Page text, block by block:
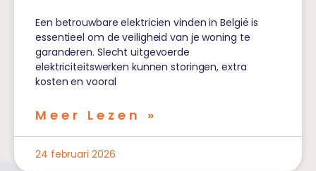
Een betrouwbare elektricien vinden in België is
essentieel om de veiligheid van je woning te
garanderen. Slecht uitgevoerde
elektriciteitswerken kunnen storingen, extra
kosten en vooral
Meer Lezen »
24 februari 2026